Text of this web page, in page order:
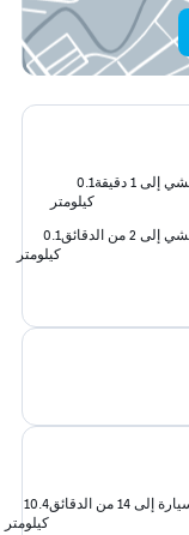
1 دقيقة
0.1
كيلومتر
من الدقائق
0.1
كيلومتر
14 من الدقائق
10.4
كيلومتر